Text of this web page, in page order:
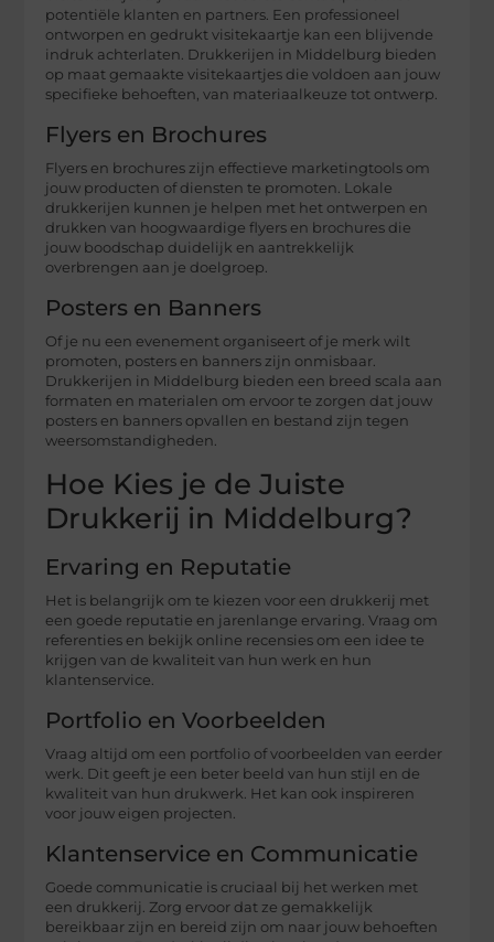
potentiële klanten en partners. Een professioneel
ontworpen en gedrukt visitekaartje kan een blijvende
indruk achterlaten. Drukkerijen in Middelburg bieden
op maat gemaakte visitekaartjes die voldoen aan jouw
specifieke behoeften, van materiaalkeuze tot ontwerp.
Flyers en Brochures
Flyers en brochures zijn effectieve marketingtools om
jouw producten of diensten te promoten. Lokale
drukkerijen kunnen je helpen met het ontwerpen en
drukken van hoogwaardige flyers en brochures die
jouw boodschap duidelijk en aantrekkelijk
overbrengen aan je doelgroep.
Posters en Banners
Of je nu een evenement organiseert of je merk wilt
promoten, posters en banners zijn onmisbaar.
Drukkerijen in Middelburg bieden een breed scala aan
formaten en materialen om ervoor te zorgen dat jouw
posters en banners opvallen en bestand zijn tegen
weersomstandigheden.
Hoe Kies je de Juiste
Drukkerij in Middelburg?
Ervaring en Reputatie
Het is belangrijk om te kiezen voor een drukkerij met
een goede reputatie en jarenlange ervaring. Vraag om
referenties en bekijk online recensies om een idee te
krijgen van de kwaliteit van hun werk en hun
klantenservice.
Portfolio en Voorbeelden
Vraag altijd om een portfolio of voorbeelden van eerder
werk. Dit geeft je een beter beeld van hun stijl en de
kwaliteit van hun drukwerk. Het kan ook inspireren
voor jouw eigen projecten.
Klantenservice en Communicatie
Goede communicatie is cruciaal bij het werken met
een drukkerij. Zorg ervoor dat ze gemakkelijk
bereikbaar zijn en bereid zijn om naar jouw behoeften